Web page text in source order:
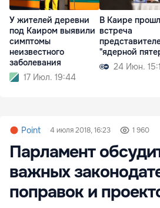
У жителей деревни
под Каиром выявили
симптомы
неизвестного
заболевания
17 Июл. 19:44
В Каире
встреча
"ядерной
24 Июн.
Point 4 июля 2018, 16:23 1 960
Парламент
важных
поправок и